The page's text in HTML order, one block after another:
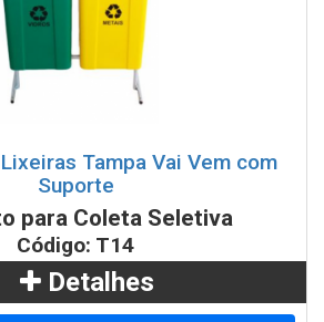
Tampa Vai Vem com
Suporte
para Coleta Seletiva
Código: T14
Detalhes